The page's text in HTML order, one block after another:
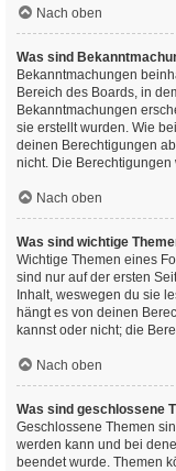
Nach oben
Was sind
Bekanntmachungen
Bereich des Boards, in
Bekanntmachungen
sie erstellt wurden. Wie
deinen Berechtigungen
nicht. Die
Nach oben
Was sind wichtige
Wichtige Themen eines
sind nur auf der ersten
Inhalt, weswegen du sie
hängt es von deinen
kannst oder nicht; die
Nach oben
Was sind geschlossene
Geschlossene Themen
werden kann und bei
beendet wurde. Themen